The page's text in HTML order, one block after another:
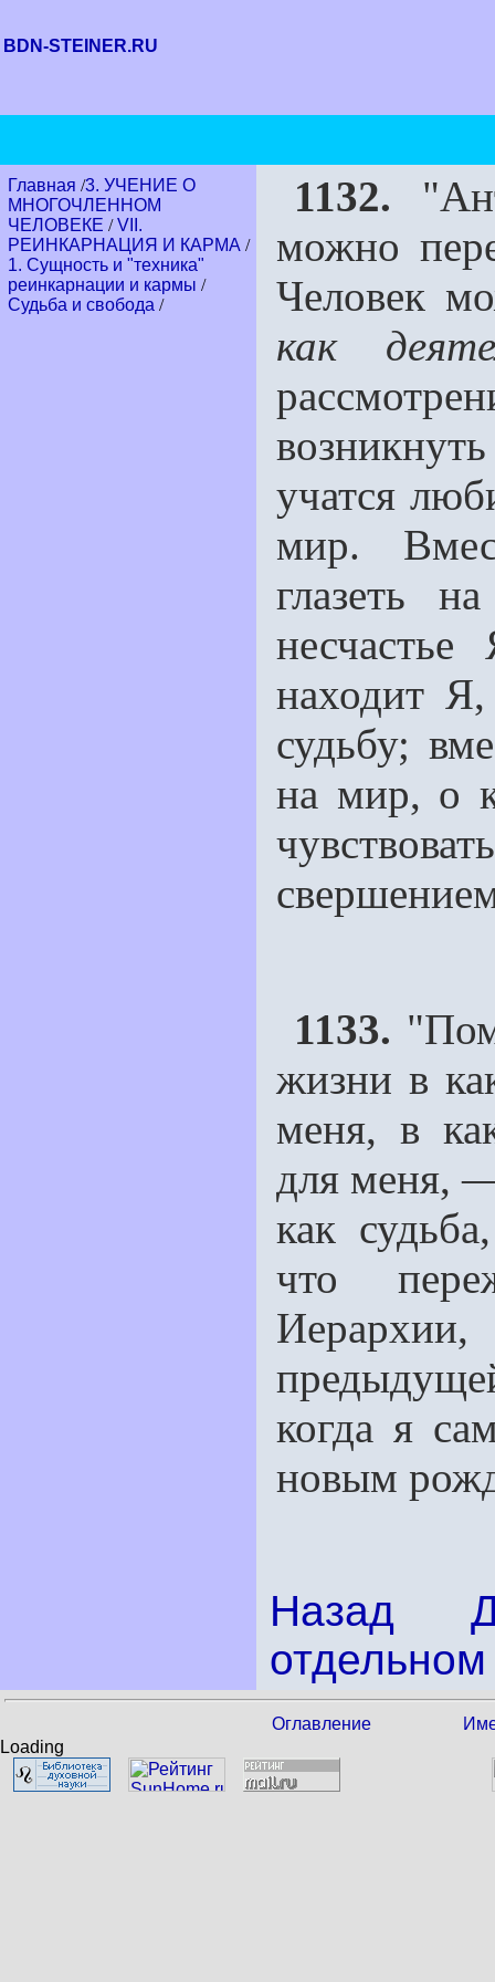
BDN-STEINER.RU
Главная /3. УЧЕНИЕ О
МНОГОЧЛЕННОМ
ЧЕЛОВЕКЕ /VII.
РЕИНКАРНАЦИЯ И КАРМА /
1. Сущность и "техника"
реинкарнации и кармы /
Судьба и свобода /
1132.
можно
Человек
как
учатся
мир.
глазеть
нахо­дит Я,
судьбу;
на мир, о
1133.
жизни в
меня, в
для меня,
как
что
когда я
новым
Назад
Оглавление
Loading